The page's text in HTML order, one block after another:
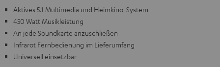
Aktives 5.1 Multimedia und Heimkino-System
450 Watt Musikleistung
An jede Soundkarte anzuschließen
Infrarot Fernbedienung im Lieferumfang
Universell einsetzbar